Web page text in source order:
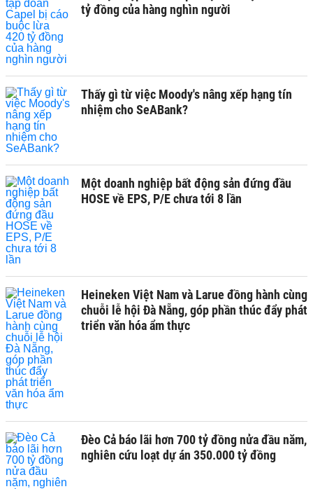
tỷ đồng của hàng nghìn người
Thấy gì từ việc Moody's nâng xếp hạng tín
nhiệm cho SeABank?
Một doanh nghiệp bất động sản đứng đầu
HOSE về EPS, P/E chưa tới 8 lần
Heineken Việt Nam và Larue đồng hành cùng
chuỗi lễ hội Đà Nẵng, góp phần thúc đẩy phát
triển văn hóa ẩm thực
Đèo Cả báo lãi hơn 700 tỷ đồng nửa đầu năm,
nghiên cứu loạt dự án 350.000 tỷ đồng